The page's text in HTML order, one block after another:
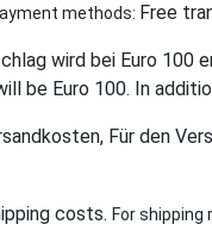
methods: Free
wird bei Euro 100
be Euro 100. In
Für den
costs. For shipping